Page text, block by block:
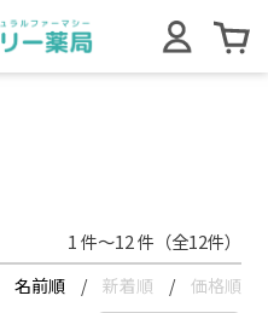
1 件～12 件（全12件）
名前順 / 新着順 / 価格順